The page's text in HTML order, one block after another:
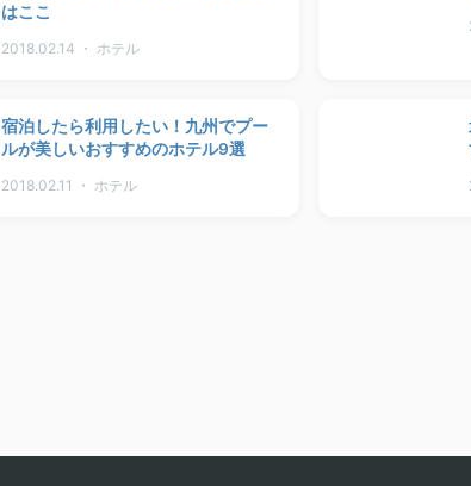
はここ
2018.02.14 ・ ホテル
宿泊したら利用したい！九州でプー
ルが美しいおすすめのホテル9選
2018.02.11 ・ ホテル